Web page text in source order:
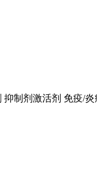
抑制剂激活剂 免疫/炎